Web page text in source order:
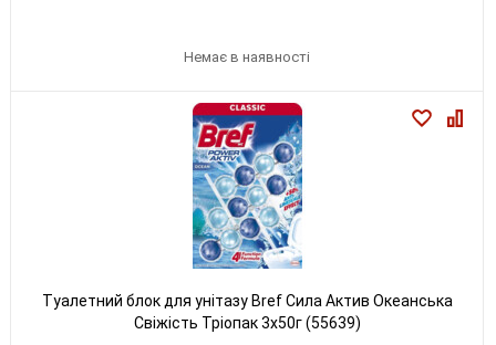
Немає в наявності
Туалетний блок для унітазу Bref Сила Актив Океанська
Свіжість Тріопак 3х50г (55639)